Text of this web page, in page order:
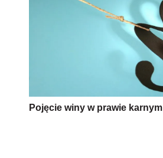
Pojęcie winy w prawie karnym